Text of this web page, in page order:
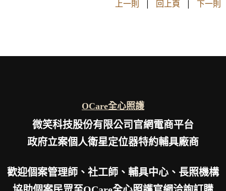
上一則 | 回上頁 | 下一則
OCare全心照護
微笑科技股份有限公司官網電商平台
政府立案個人衛星定位器特約輔具廠商
歡迎個案管理師、社工師、輔具中心、長照機構